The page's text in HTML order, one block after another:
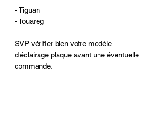
- Tiguan
- Touareg
SVP vérifier bien votre modèle
d'éclairage plaque avant une éventuelle
commande.